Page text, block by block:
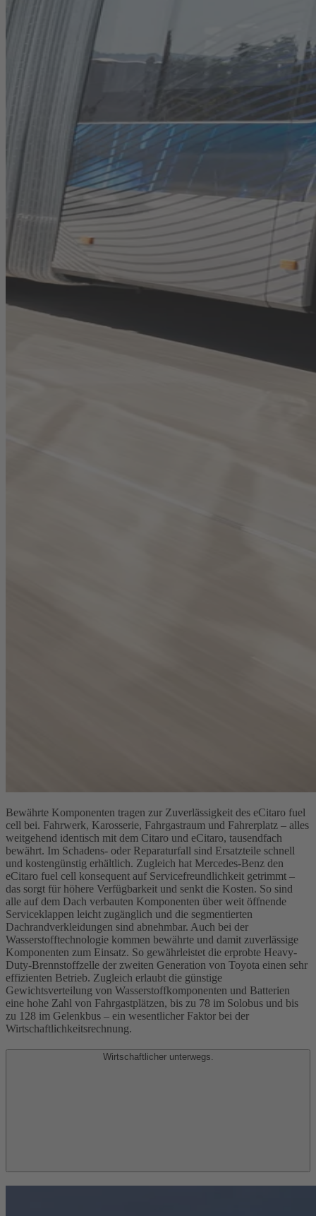
Bewährte Komponenten tragen zur Zuverlässigkeit des eCitaro fuel
cell bei. Fahrwerk, Karosserie, Fahrgastraum und Fahrerplatz – alles
weitgehend identisch mit dem Citaro und eCitaro, tausendfach
bewährt. Im Schadens- oder Reparaturfall sind Ersatzteile schnell
und kostengünstig erhältlich. Zugleich hat Mercedes‑Benz den
eCitaro fuel cell konsequent auf Servicefreundlichkeit getrimmt –
das sorgt für höhere Verfügbarkeit und senkt die Kosten. So sind
alle auf dem Dach verbauten Komponenten über weit öffnende
Serviceklappen leicht zugänglich und die segmentierten
Dachrandverkleidungen sind abnehmbar. Auch bei der
Wasserstofftechnologie kommen bewährte und damit zuverlässige
Komponenten zum Einsatz. So gewährleistet die erprobte Heavy-
Duty-Brennstoffzelle der zweiten Generation von Toyota einen sehr
effizienten Betrieb. Zugleich erlaubt die günstige
Gewichtsverteilung von Wasserstoffkomponenten und Batterien
eine hohe Zahl von Fahrgastplätzen, bis zu 78 im Solobus und bis
zu 128 im Gelenkbus – ein wesentlicher Faktor bei der
Wirtschaftlichkeitsrechnung.
Wirtschaftlicher unterwegs.